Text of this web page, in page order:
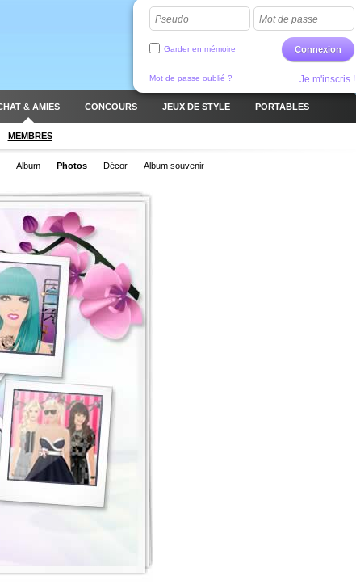
Pseudo Mot de passe
Connexion
Garder en mémoire
Mot de passe oublié ? Je m'inscris !
& AMIES CONCOURS JEUX DE STYLE PORTABLES
MEMBRES
Album Photos Décor Album souvenir